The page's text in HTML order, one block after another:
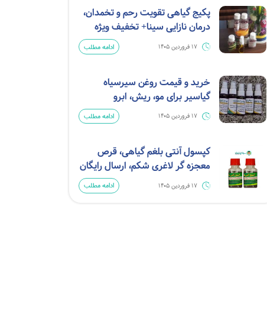
پکیج گیاهی تقویت رحم و تخمدان،
درمان نازایی سینا+ تخفیف ویژه
17 فروردین 1405 ادامه مطلب
خرید و قیمت روغن سیرسیاه
گیاسیر برای مو، ریش، ابرو
17 فروردین 1405 ادامه مطلب
کپسول آنتی بلغم گیاهی، قرص
معجزه گر لاغری شکم، ارسال رایگان
17 فروردین 1405 ادامه مطلب